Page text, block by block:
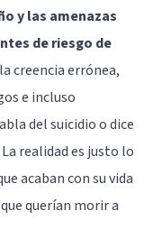
y las amenazas
de riesgo de
creencia errónea,
e incluso
del suicidio o dice
realidad es justo lo
acaban con su vida
querían morir a